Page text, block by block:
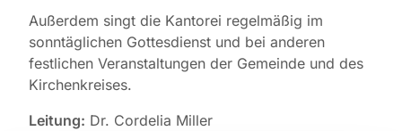
Außerdem singt die Kantorei regelmäßig im
sonntäglichen Gottesdienst und bei anderen
festlichen Veranstaltungen der Gemeinde und des
Kirchenkreises.
Leitung: Dr. Cordelia Miller